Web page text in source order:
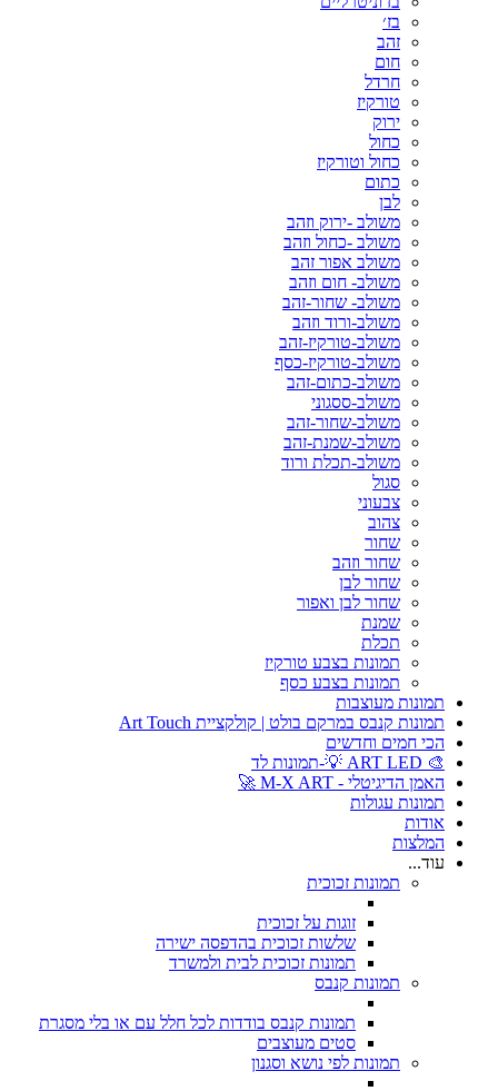
בז׳
זהב
חום
חרדל
טורקיז
ירוק
כחול
כחול וטורקיז
כתום
לבן
משולב -ירוק וזהב
משולב -כחול וזהב
משולב אפור זהב
משולב- חום וזהב
משולב- שחור-זהב
משולב-ורוד וזהב
משולב-טורקיז-זהב
משולב-טורקיז-כסף
משולב-כתום-זהב
משולב-ססגוני
משולב-שחור-זהב
משולב-שמנת-זהב
משולב-תכלת ורוד
סגול
צבעוני
צהוב
שחור
שחור וזהב
שחור לבן
שחור לבן ואפור
שמנת
תכלת
תמונות בצבע טורקיז
תמונות בצבע כסף
תמונות מעוצבות
תמונות קנבס במרקם בולט | קולקציית Art Touch
הכי חמים וחדשים
🎨 ART LED 💡-תמונות לד
האמן הדיגיטלי - M-X ART 🚀
תמונות עגולות
אודות
המלצות
עוד...
תמונות זכוכית
זוגות על זכוכית
שלשות זכוכית בהדפסה ישירה
תמונות זכוכית לבית ולמשרד
תמונות קנבס
תמונות קנבס בודדות לכל חלל עם או בלי מסגרת
סטים מעוצבים
תמונות לפי נושא וסגנון